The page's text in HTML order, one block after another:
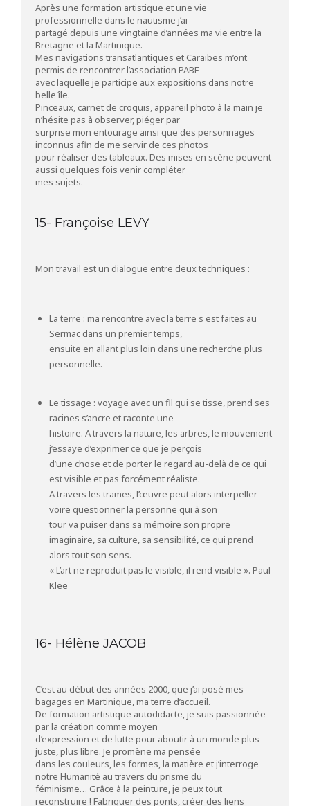
Après une formation artistique et une vie
professionnelle dans le nautisme j’ai
partagé depuis une vingtaine d’années ma vie entre la
Bretagne et la Martinique.
Mes navigations transatlantiques et Caraïbes m’ont
permis de rencontrer l’association PABE
avec laquelle je participe aux expositions dans notre
belle île.
Pinceaux, carnet de croquis, appareil photo à la main je
n’hésite pas à observer, piéger par
surprise mon entourage ainsi que des personnages
inconnus afin de me servir de ces photos
pour réaliser des tableaux. Des mises en scène peuvent
aussi quelques fois venir compléter
mes sujets.
15- Françoise LEVY
Mon travail est un dialogue entre deux techniques :
La terre : ma rencontre avec la terre s est faites au
Sermac dans un premier temps,
ensuite en allant plus loin dans une recherche plus
personnelle.
Le tissage : voyage avec un fil qui se tisse, prend ses
racines s’ancre et raconte une
histoire. A travers la nature, les arbres, le mouvement
j’essaye d’exprimer ce que je perçois
d’une chose et de porter le regard au-delà de ce qui
est visible et pas forcément réaliste.
A travers les trames, l’œuvre peut alors interpeller
voire questionner la personne qui à son
tour va puiser dans sa mémoire son propre
imaginaire, sa culture, sa sensibilité, ce qui prend
alors tout son sens.
« L’art ne reproduit pas le visible, il rend visible ». Paul
Klee
16- Hélène JACOB
C’est au début des années 2000, que j’ai posé mes
bagages en Martinique, ma terre d’accueil.
De formation artistique autodidacte, je suis passionnée
par la création comme moyen
d’expression et de lutte pour aboutir à un monde plus
juste, plus libre. Je promène ma pensée
dans les couleurs, les formes, la matière et j’interroge
notre Humanité au travers du prisme du
féminisme… Grâce à la peinture, je peux tout
reconstruire ! Fabriquer des ponts, créer des liens